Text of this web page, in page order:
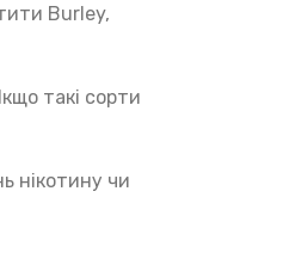
Burley,
такі сорти
нікотину чи